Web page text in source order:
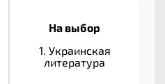
На выбор
1. Украинская
литература